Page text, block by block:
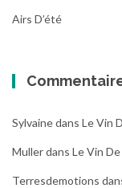
Airs D’été
Sylvainedans Le Vin
Mullerdans Le Vin
Terresdemotions